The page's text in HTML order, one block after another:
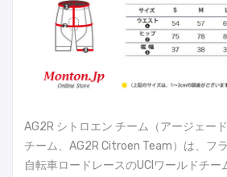
AG2R シトロエン チーム（アージェー
チーム、AG2R Citroen Team）は、フ
自転車ロードレースのUCIワールドチ